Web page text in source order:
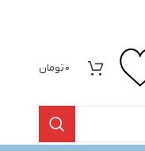
0تومان